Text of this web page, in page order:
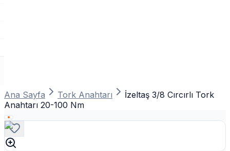
Ana Sayfa Tork Anahtarı
İzeltaş 3/8 Cırcırlı Tork
Anahtarı 20-100 Nm